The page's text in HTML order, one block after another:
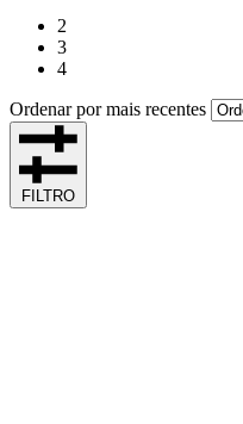
2
3
4
Ordenar por mais recentes
FILTRO